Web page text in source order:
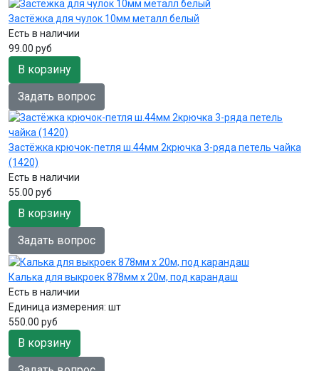
Застёжка для чулок 10мм металл белый
Есть в наличии
99.00 руб
В корзину
Задать вопрос
Застёжка крючок-петля ш.44мм 2крючка 3-ряда петель чайка
(1420)
Есть в наличии
55.00 руб
В корзину
Задать вопрос
Калька для выкроек 878мм х 20м, под карандаш
Есть в наличии
Единица измерения: шт
550.00 руб
В корзину